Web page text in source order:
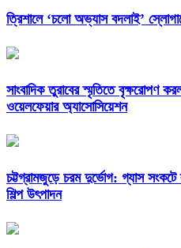
‎ত্রিশালে ‘চলো অভ্যাস বদলাই’
সাংবাদিক তুরাবের স্মৃতিতে বৃক্ষরোপণ
ওয়েলফেয়ার অ্যাসোসিয়েশন
চট্টগ্রামজুড়ে চরম দুর্ভোগ: গ্যাস
শিল্প উৎপাদন